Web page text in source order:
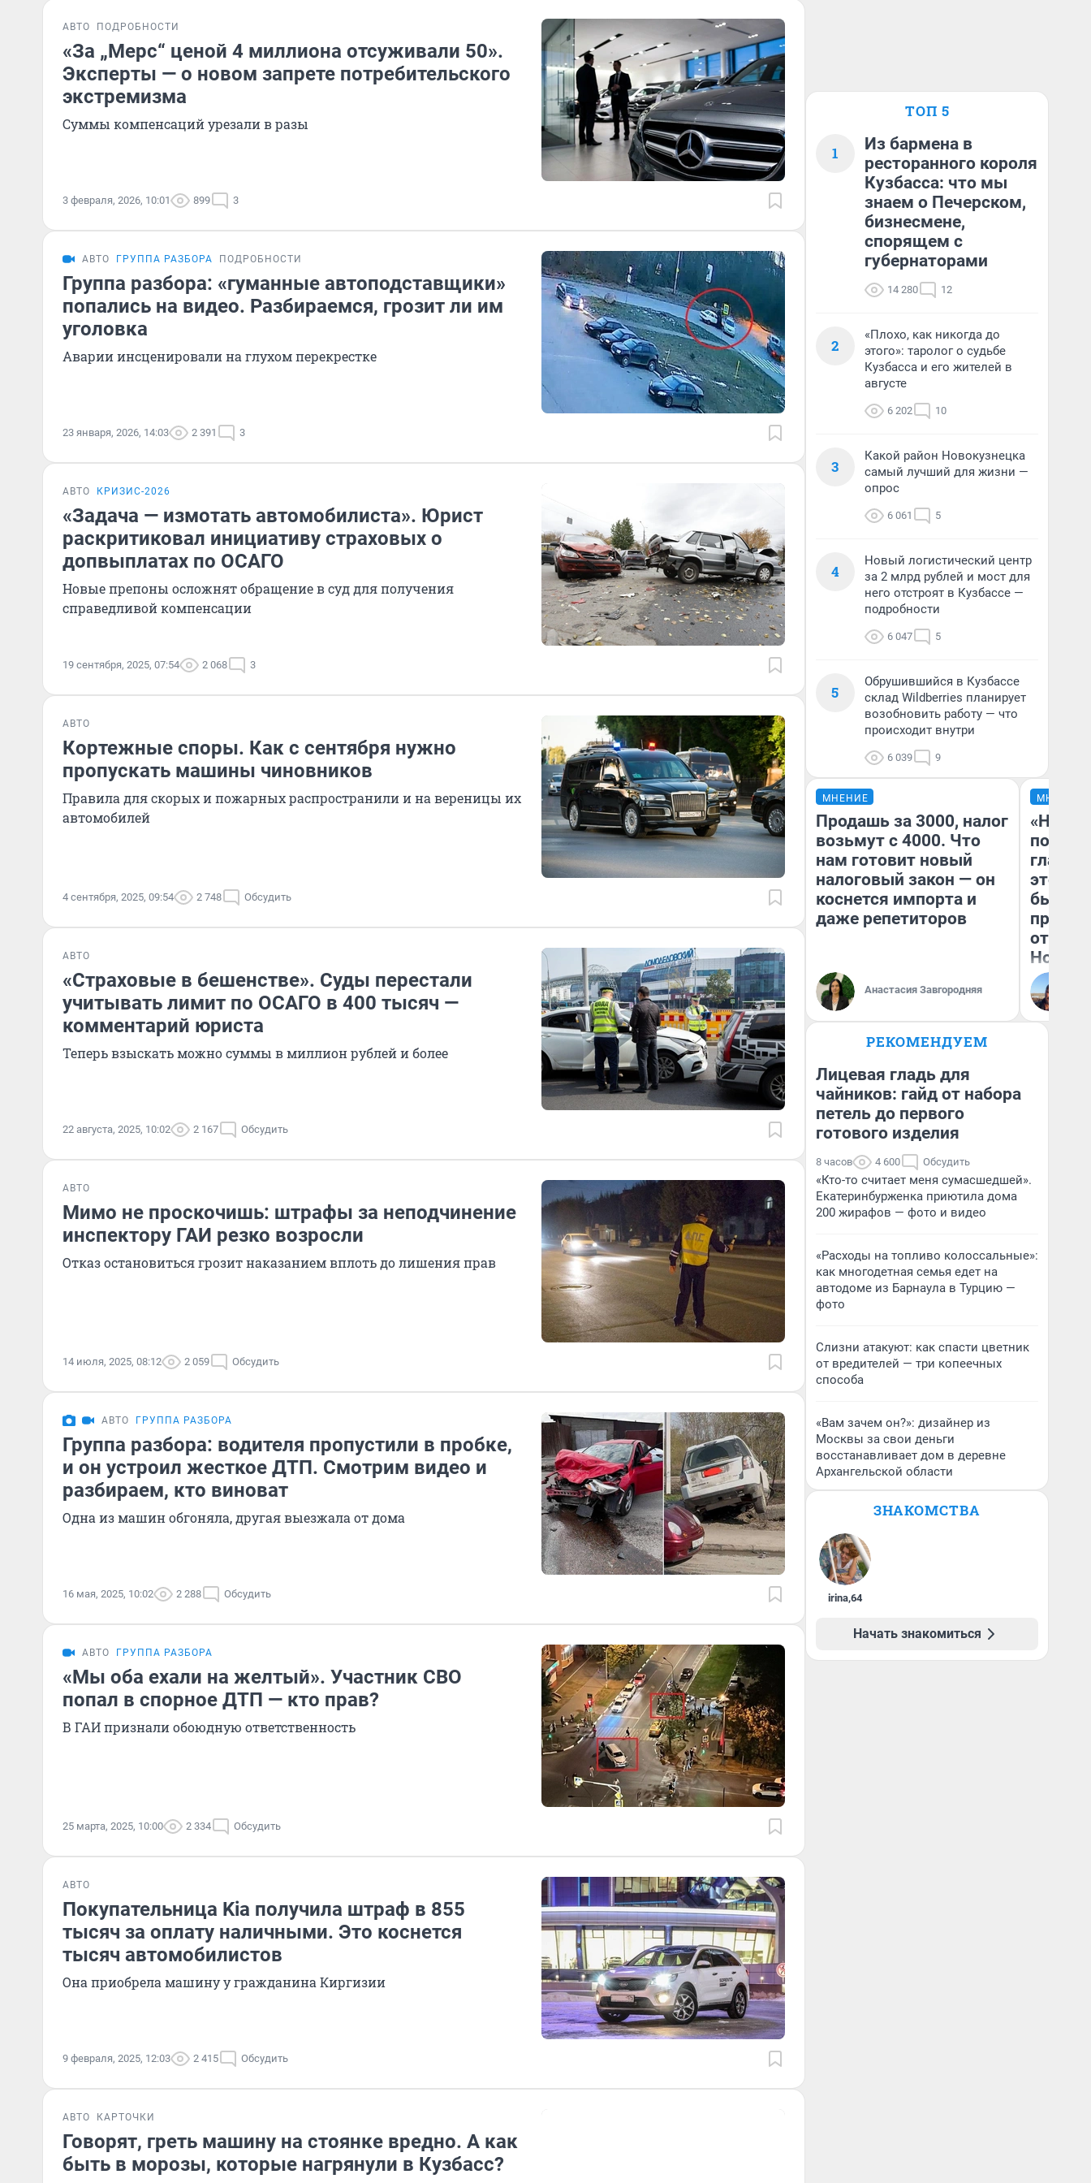
АВТО ПОДРОБНОСТИ
«За „Мерс“ ценой 4 миллиона отсуживали 50».
Эксперты — о новом запрете потребительского
экстремизма
Суммы компенсаций урезали в разы
3 февраля, 2026, 10:01 899 3
АВТО ГРУППА РАЗБОРА ПОДРОБНОСТИ
Группа разбора: «гуманные автоподставщики»
попались на видео. Разбираемся, грозит ли им
уголовка
Аварии инсценировали на глухом перекрестке
23 января, 2026, 14:03 2 391 3
АВТО КРИЗИС-2026
«Задача — измотать автомобилиста». Юрист
раскритиковал инициативу страховых о
допвыплатах по ОСАГО
Новые препоны осложнят обращение в суд для получения
справедливой компенсации
19 сентября, 2025, 07:54 2 068 3
АВТО
Кортежные споры. Как с сентября нужно
пропускать машины чиновников
Правила для скорых и пожарных распространили и на вереницы их
автомобилей
4 сентября, 2025, 09:54 2 748 Обсудить
АВТО
«Страховые в бешенстве». Суды перестали
учитывать лимит по ОСАГО в 400 тысяч —
комментарий юриста
Теперь взыскать можно суммы в миллион рублей и более
22 августа, 2025, 10:02 2 167 Обсудить
АВТО
Мимо не проскочишь: штрафы за неподчинение
инспектору ГАИ резко возросли
Отказ остановиться грозит наказанием вплоть до лишения прав
14 июля, 2025, 08:12 2 059 Обсудить
АВТО ГРУППА РАЗБОРА
Группа разбора: водителя пропустили в пробке,
и он устроил жесткое ДТП. Смотрим видео и
разбираем, кто виноват
Одна из машин обгоняла, другая выезжала от дома
16 мая, 2025, 10:02 2 288 Обсудить
АВТО ГРУППА РАЗБОРА
«Мы оба ехали на желтый». Участник СВО
попал в спорное ДТП — кто прав?
В ГАИ признали обоюдную ответственность
25 марта, 2025, 10:00 2 334 Обсудить
АВТО
Покупательница Kia получила штраф в 855
тысяч за оплату наличными. Это коснется
тысяч автомобилистов
Она приобрела машину у гражданина Киргизии
9 февраля, 2025, 12:03 2 415 Обсудить
АВТО КАРТОЧКИ
Говорят, греть машину на стоянке вредно. А как
быть в морозы, которые нагрянули в Кузбасс?
ТОП 5
1
Из бармена в
ресторанного короля
Кузбасса: что мы
знаем о Печерском,
бизнесмене,
спорящем с
губернаторами
14 280 12
2
«Плохо, как никогда до
этого»: таролог о судьбе
Кузбасса и его жителей в
августе
6 202 10
3
Какой район Новокузнецка
самый лучший для жизни —
опрос
6 061 5
4
Новый логистический центр
за 2 млрд рублей и мост для
него отстроят в Кузбассе —
подробности
6 047 5
5
Обрушившийся в Кузбассе
склад Wildberries планирует
возобновить работу — что
происходит внутри
6 039 9
МНЕНИЕ
Продашь за 3000, налог
возьмут с 4000. Что
нам готовит новый
налоговый закон — он
коснется импорта и
даже репетиторов
Анастасия Завгородняя
МНЕНИЕ
этого
бьет
отзыв
Нолана
РЕКОМЕНДУЕМ
Лицевая гладь для
чайников: гайд от набора
петель до первого
готового изделия
8 часов 4 600 Обсудить
«Кто-то считает меня сумасшедшей».
Екатеринбурженка приютила дома
200 жирафов — фото и видео
«Расходы на топливо колоссальные»:
как многодетная семья едет на
автодоме из Барнаула в Турцию —
фото
Слизни атакуют: как спасти цветник
от вредителей — три копеечных
способа
«Вам зачем он?»: дизайнер из
Москвы за свои деньги
восстанавливает дом в деревне
Архангельской области
ЗНАКОМСТВА
irina,64
Начать знакомиться